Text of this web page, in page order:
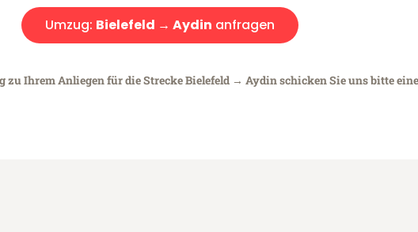
Umzug: Bielefeld → Aydin anfragen
zu Ihrem Anliegen für die Strecke Bielefeld → Aydin schicken Sie uns bitte